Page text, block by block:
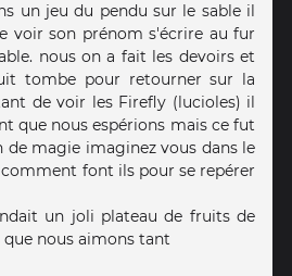
un jeu du pendu sur le sable il
voir son prénom s'écrire au fur
nous on a fait les devoirs et
tombe pour retourner sur la
de voir les Firefly (lucioles) il
que nous espérions mais ce fut
magie imaginez vous dans le
font ils pour se repérer
un joli plateau de fruits de
que nous aimons tant